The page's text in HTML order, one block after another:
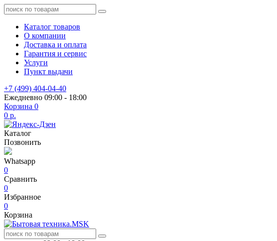
Каталог товаров
О компании
Доставка и оплата
Гарантия и сервис
Услуги
Пункт выдачи
+7 (499) 404-04-40
Ежедневно 09:00 - 18:00
Корзина 0
0 р.
Каталог
Позвонить
Whatsapp
0
Сравнить
0
Избранное
0
Корзина